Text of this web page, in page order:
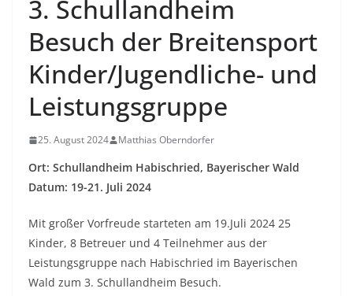
3. Schullandheim
Besuch der Breitensport
Kinder/Jugendliche- und
Leistungsgruppe
25. August 2024 Matthias Oberndorfer
Ort: Schullandheim Habischried, Bayerischer Wald
Datum: 19-21. Juli 2024
Mit großer Vorfreude starteten am 19.Juli 2024 25
Kinder, 8 Betreuer und 4 Teilnehmer aus der
Leistungsgruppe nach Habischried im Bayerischen
Wald zum 3. Schullandheim Besuch.